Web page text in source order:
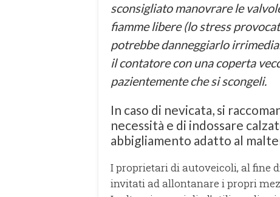
sconsigliato manovrare le
fiamme libere (lo stress
potrebbe danneggiarlo
il contatore con una coperta
pazientemente che si scongeli.
In caso di nevicata, si
necessità e di indossare
abbigliamento adatto al
I proprietari di autoveicoli, al fine
invitati ad allontanare i propri